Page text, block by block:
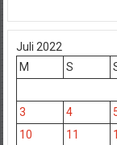
Juli 2022
M
S
3
4
10
11